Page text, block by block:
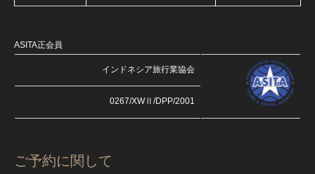
ASITA正会員
インドネシア旅行業協会
0267/XWⅡ/DPP/2001
ご予約に関して